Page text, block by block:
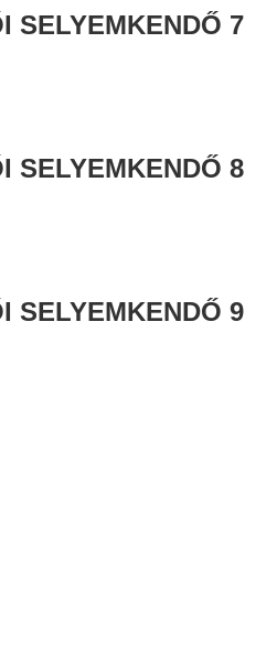
SELYEMKENDŐ 7
SELYEMKENDŐ 8
SELYEMKENDŐ 9